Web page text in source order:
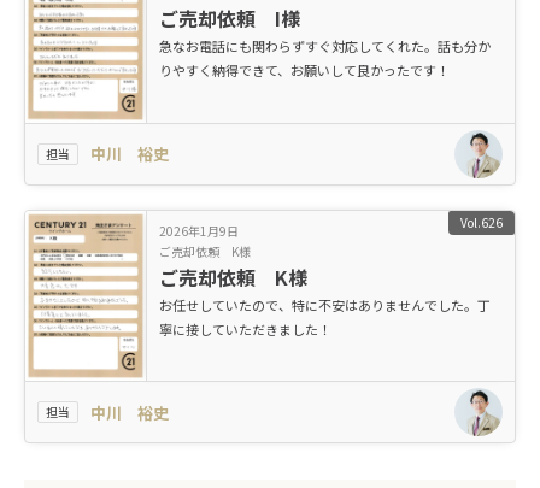
ご売却依頼 I様
急なお電話にも関わらずすぐ対応してくれた。話も分か
りやすく納得できて、お願いして良かったです！
担当 中川 裕史
Vol.626
2026年1月9日
ご売却依頼 K様
ご売却依頼 K様
お任せしていたので、特に不安はありませんでした。丁
寧に接していただきました！
担当 中川 裕史